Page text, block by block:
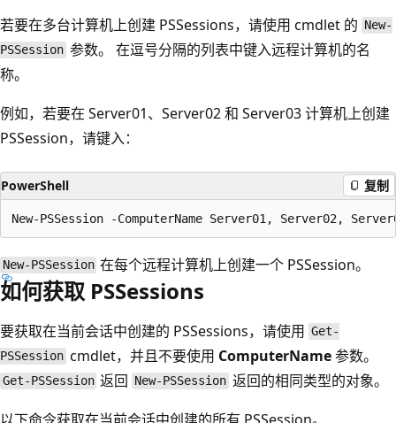
若要在多台计算机上创建 PSSessions，请使用 cmdlet 的 New-
PSSession 参数。 在逗号分隔的列表中键入远程计算机的名
称。
例如，若要在 Server01、Server02 和 Server03 计算机上创建
PSSession，请键入：
PowerShell 复制
New-PSSession 在每个远程计算机上创建一个 PSSession。
如何获取 PSSessions
要获取在当前会话中创建的 PSSessions，请使用 Get-
PSSession cmdlet，并且不要使用 ComputerName参数。
Get-PSSession 返回 New-PSSession 返回的相同类型的对象。
以下命令获取在当前会话中创建的所有 PSSession。